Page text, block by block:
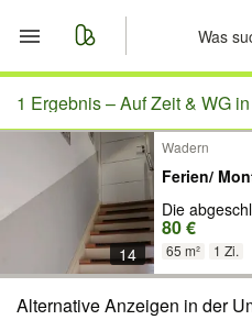
Start
Merkliste
Nachrichten
Anzeige aufgeben
1 Ergebnis –Auf Zeit & WG
14
Wadern
Ferien/
Die
80 €
65 m² 1 Zi.
Alternative Anzeigen in der